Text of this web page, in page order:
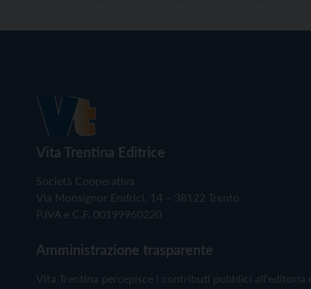
Vita Trentina Editrice
Società Cooperativa
Via Monsignor Endrici, 14 – 38122 Trento
P.IVA e C.F. 00199960220
Amministrazione trasparente
Vita Trentina percepisce i contributi pubblici all'editoria